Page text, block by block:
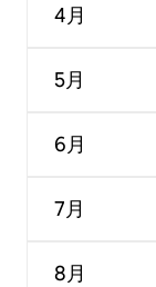
4月
5月
6月
7月
8月